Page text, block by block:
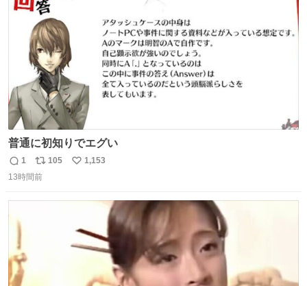
数
普通に初知りでエグい
返
信
1
リ
ポ
105
い
1,153
13時間前